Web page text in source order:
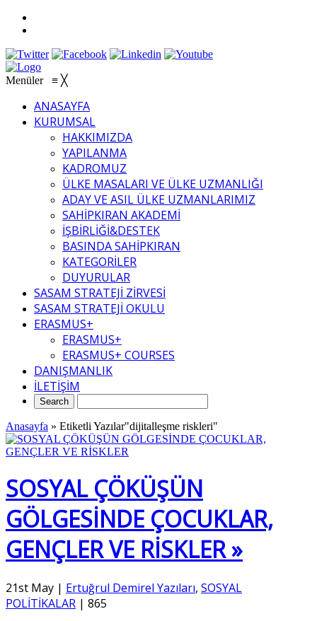
Menüler ≡ ╳
ANASAYFA
KURUMSAL
HAKKIMIZDA
YAPILANMA
KADROMUZ
ÜLKE MASALARI VE ÜLKE UZMANLIĞI
ADAY VE ASIL ÜLKE UZMANLARIMIZ
SAHİPKIRAN AKADEMİ
İŞBİRLİĞİ&DESTEK
BASINDA SAHİPKIRAN
KATEGORİLER
DUYURULAR
SASAM STRATEJİ ZİRVESİ
SASAM STRATEJİ OKULU
ERASMUS+
ERASMUS+
ERASMUS+ COURSES
DANIŞMANLIK
İLETİŞİM
Anasayfa » Etiketli Yazılar"dijitalleşme riskleri"
SOSYAL ÇÖKÜŞÜN
GÖLGESİNDE ÇOCUKLAR,
GENÇLER VE RİSKLER »
21st May | Ertuğrul Demirel Yazıları, SOSYAL
POLİTİKALAR | 865